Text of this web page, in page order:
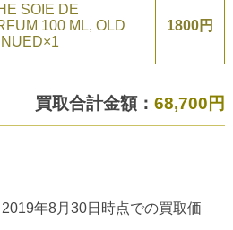
SOIE DE
100 ML, OLD
1800円
買取合計金額：68,700円
年8月30日時点での買取価